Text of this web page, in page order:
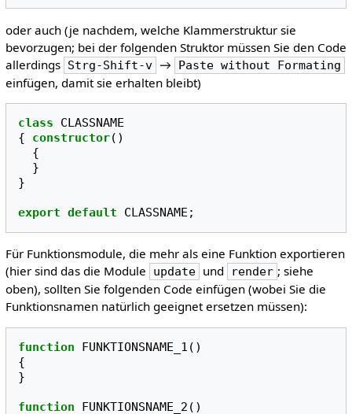
oder auch (je nachdem, welche Klammerstruktur sie
bevorzugen; bei der folgenden Struktor müssen Sie den Code
allerdings Strg-Shift-v → Paste without Formating
einfügen, damit sie erhalten bleibt)
class
CLASSNAME
{
constructor()
{
}
}
export default CLASSNAME ;
Für Funktionsmodule, die mehr als eine Funktion exportieren
(hier sind das die Module
update und render ; siehe
oben), sollten Sie folgenden Code einfügen (wobei Sie die
Funktionsnamen natürlich geeignet ersetzen müssen):
function FUNKTIONSNAME_1 ()
{
}
function FUNKTIONSNAME_2 ()